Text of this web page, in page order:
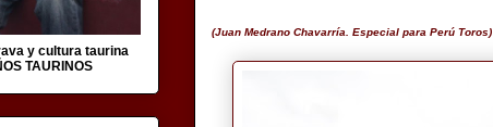
(Juan Medrano Chavarría. Especial para Perú Toros)
y cultura taurina
TAURINOS